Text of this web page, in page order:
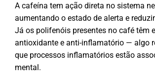
A cafeína tem ação direta no sistema
aumentando o estado de alerta e
Já os polifenóis presentes no café têm
antioxidante e anti-inflamatório — algo
que processos inflamatórios estão
mental.